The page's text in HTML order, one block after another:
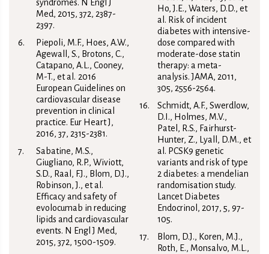
syndromes. N Engl J
Med, 2015, 372, 2387-
2397.
Piepoli, M.F., Hoes, A.W.,
Agewall, S., Brotons, C.,
Catapano, A.L., Cooney,
M-T., et al. 2016
European Guidelines on
cardiovascular disease
prevention in clinical
practice. Eur Heart J,
2016, 37, 2315-2381.
Sabatine, M.S.,
Giugliano, R.P., Wiviott,
S.D., Raal, F.J., Blom, D.J.,
Robinson, J., et al.
Efficacy and safety of
evolocumab in reducing
lipids and cardiovascular
events. N Engl J Med,
2015, 372, 1500-1509.
Ho, J.E., Waters, D.D., et
al. Risk of incident
diabetes with intensive-
dose compared with
moderate-dose statin
therapy: a meta-
analysis. JAMA, 2011,
305, 2556-2564.
Schmidt, A.F., Swerdlow,
D.I., Holmes, M.V.,
Patel, R.S., Fairhurst-
Hunter, Z., Lyall, D.M., et
al. PCSK9 genetic
variants and risk of type
2 diabetes: a mendelian
randomisation study.
Lancet Diabetes
Endocrinol, 2017, 5, 97-
105.
Blom, D.J., Koren, M.J.,
Roth, E., Monsalvo, M.L.,